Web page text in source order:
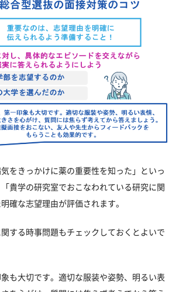
をきっかけに薬の重要性を知った」といっ
貴学の研究室でおこなわれている研究に関
確な志望理由が評価されます。
する時事問題もチェックしておくとよいで
も大切です。適切な服装や姿勢、明るい表